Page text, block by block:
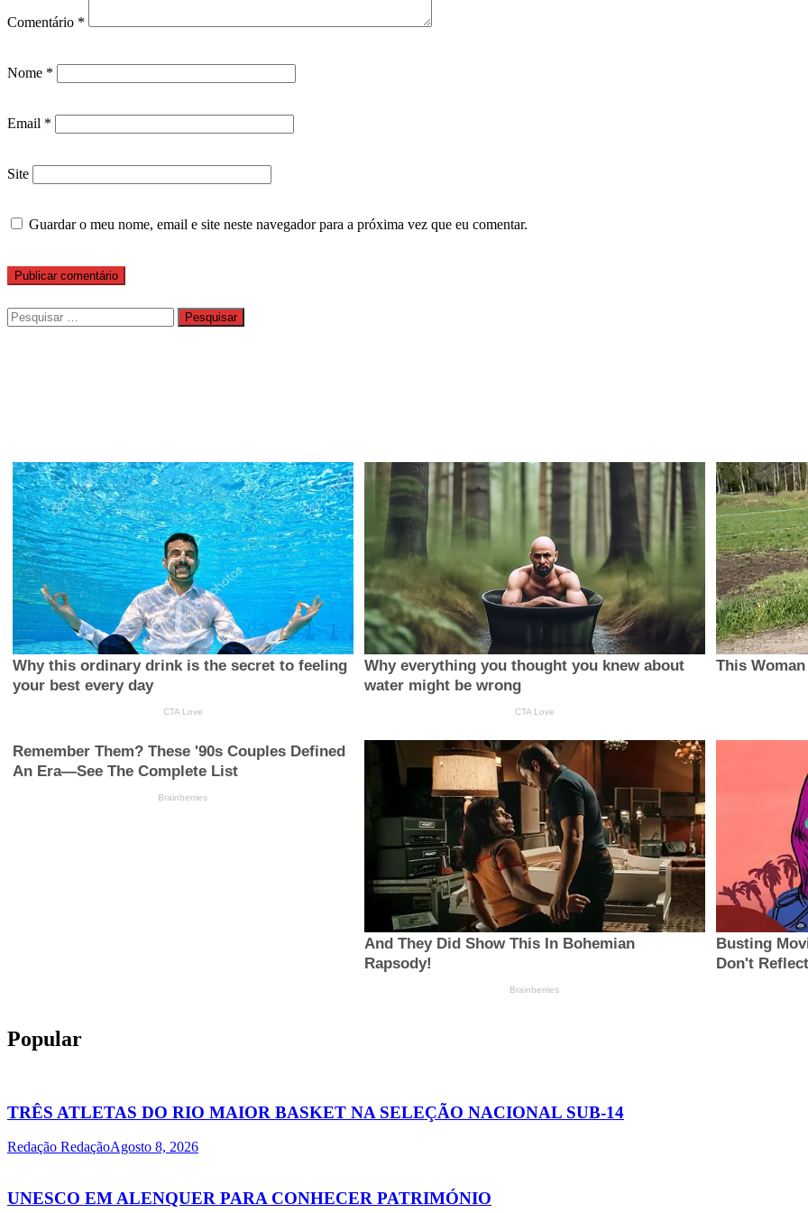
Comentário *
Nome *
Email *
Site
Guardar o meu nome, email e site neste navegador para a próxima vez que eu comentar.
Pesquisar
por:
Popular
TRÊS ATLETAS DO RIO MAIOR BASKET NA SELEÇÃO NACIONAL SUB-14
Redação RedaçãoAgosto 8, 2026
UNESCO EM ALENQUER PARA CONHECER PATRIMÓNIO